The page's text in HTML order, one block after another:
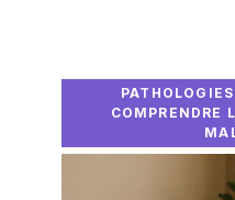
COMPRENDRE